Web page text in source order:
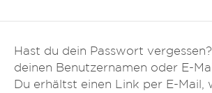
Hast du dein Passwort
deinen Benutzernamen oder E-
Du erhältst einen Link per E-Mail,